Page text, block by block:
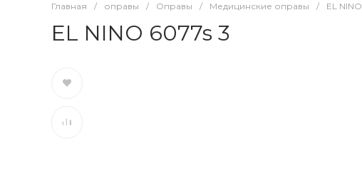
Главная / оправы / Оправы / Медицинские оправы / EL NINO
EL NINO 6077s 3